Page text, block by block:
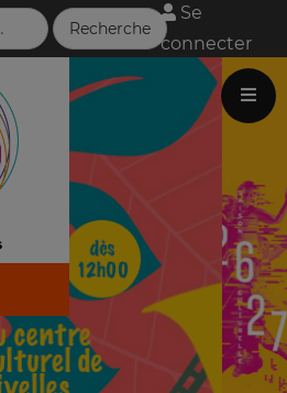
Se
connecter